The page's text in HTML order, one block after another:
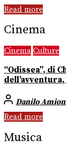
Read more
Cinema
Cinema Culture
“Odissea”, di
Danilo
Read more
Musica